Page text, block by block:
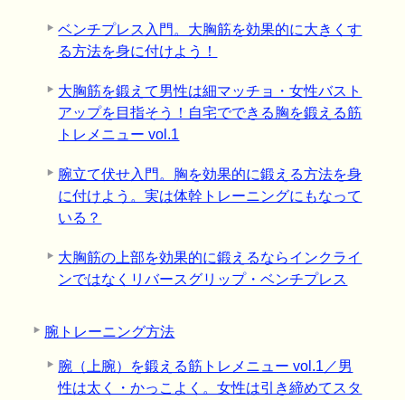
ベンチプレス入門。大胸筋を効果的に大きくす
る方法を身に付けよう！
大胸筋を鍛えて男性は細マッチョ・女性バスト
アップを目指そう！自宅でできる胸を鍛える筋
トレメニュー vol.1
腕立て伏せ入門。胸を効果的に鍛える方法を身
に付けよう。実は体幹トレーニングにもなって
いる？
大胸筋の上部を効果的に鍛えるならインクライ
ンではなくリバースグリップ・ベンチプレス
腕トレーニング方法
腕（上腕）を鍛える筋トレメニュー vol.1／男
性は太く・かっこよく。女性は引き締めてスタ